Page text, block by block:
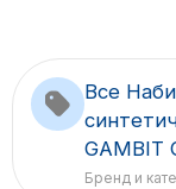
Все
GAMBIT
Бренд и